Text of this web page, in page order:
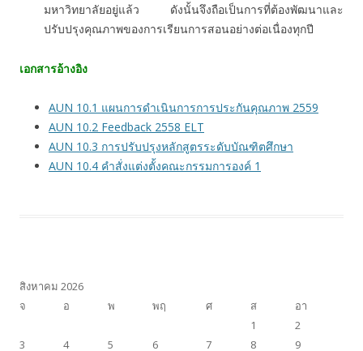
มหาวิทยาลัยอยู่แล้ว ดังนั้นจึงถือเป็นการที่ต้องพัฒนาและ
ปรับปรุงคุณภาพของการเรียนการสอนอย่างต่อเนื่องทุกปี
เอกสารอ้างอิง
AUN 10.1 แผนการดำเนินการการประกันคุณภาพ 2559
AUN 10.2 Feedback 2558 ELT
AUN 10.3 การปรับปรุงหลักสูตรระดับบัณฑิตศึกษา
AUN 10.4 คำสั่งแต่งตั้งคณะกรรมการองค์ 1
สิงหาคม 2026
จ
อ พ พฤ ศ ส
อา
1
2
3
4 5 6 7 8 9